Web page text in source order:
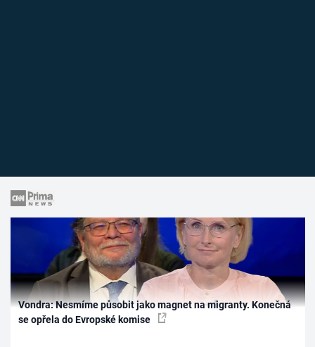
Vondra: Nesmíme působit jako magnet na migranty. Konečná
se opřela do Evropské komise